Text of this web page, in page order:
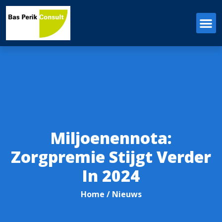
Miljoenennota:
Zorgpremie Stijgt Verder
In 2024
Home / Nieuws